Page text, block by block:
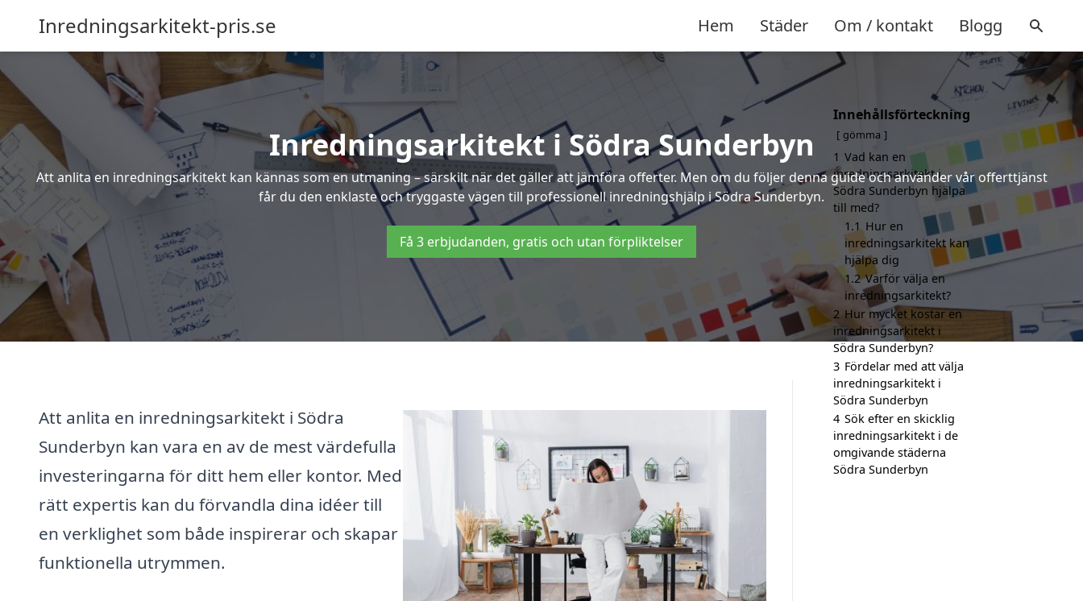
Inredningsarkitekt-pris.se Hem Städer Om / kontakt Blogg
Inredningsarkitekt i Södra Sunderbyn
Att anlita en inredningsarkitekt kan kännas som en utmaning – särskilt när det gäller att jämföra offerter. Men om du följer denna guide och använder vår offerttjänst
får du den enklaste och tryggaste vägen till professionell inredningshjälp i Södra Sunderbyn.
Få 3 erbjudanden, gratis och utan förpliktelser
Att anlita en inredningsarkitekt i Södra
Sunderbyn kan vara en av de mest värdefulla
investeringarna för ditt hem eller kontor. Med
rätt expertis kan du förvandla dina idéer till
en verklighet som både inspirerar och skapar
funktionella utrymmen.
Innehållsförteckning
gömma
1 Vad kan en
inredningsarkitekt i
Södra Sunderbyn hjälpa
till med?
1.1 Hur en
inredningsarkitekt kan
hjälpa dig
1.2 Varför välja en
inredningsarkitekt?
2 Hur mycket kostar en
inredningsarkitekt i
Södra Sunderbyn?
3 Fördelar med att välja
inredningsarkitekt i
Södra Sunderbyn
4 Sök efter en skicklig
inredningsarkitekt i de
omgivande städerna
Södra Sunderbyn